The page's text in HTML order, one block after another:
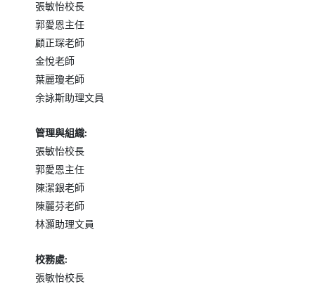
張敏怡校長
郭愛恩主任
顧正琛老師
金悅老師
葉麗瓊老師
余詠斯助理文員
管理與組織:
張敏怡校長
郭愛恩主任
陳潔銀老師
陳麗芬老師
林灝助理文員
校務處:
張敏怡校長